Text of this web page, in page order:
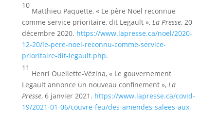
10
Matthieu Paquette, « Le père Noel reconnue
comme service prioritaire, dit Legault », La Presse, 20
décembre 2020. https://www.lapresse.ca/noel/2020-
12-20/le-pere-noel-reconnu-comme-service-
prioritaire-dit-legault.php.
11
Henri Ouellette-Vézina, « Le gouvernement
Legault annonce un nouveau confinement », La
Presse, 6 janvier 2021. https://www.lapresse.ca/covid-
19/2021-01-06/couvre-feu/des-amendes-salees-aux-